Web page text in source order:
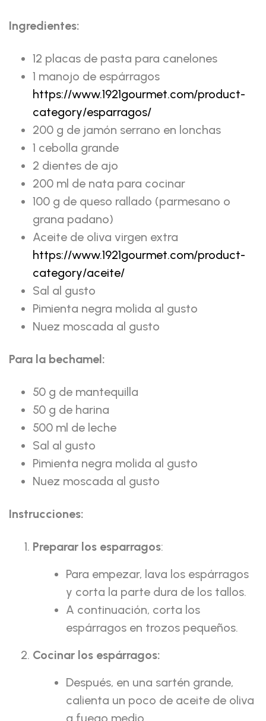
Ingredientes:
12 placas de pasta para canelones
1 manojo de espárragos
https://www.1921gourmet.com/product-
category/esparragos/
200 g de jamón serrano en lonchas
1 cebolla grande
2 dientes de ajo
200 ml de nata para cocinar
100 g de queso rallado (parmesano o
grana padano)
Aceite de oliva virgen extra
https://www.1921gourmet.com/product-
category/aceite/
Sal al gusto
Pimienta negra molida al gusto
Nuez moscada al gusto
Para la bechamel:
50 g de mantequilla
50 g de harina
500 ml de leche
Sal al gusto
Pimienta negra molida al gusto
Nuez moscada al gusto
Instrucciones:
Preparar los esparragos:
Para empezar, lava los espárragos
y corta la parte dura de los tallos.
A continuación, corta los
espárragos en trozos pequeños.
Cocinar los espárragos:
Después, en una sartén grande,
calienta un poco de aceite de oliva
a fuego medio.